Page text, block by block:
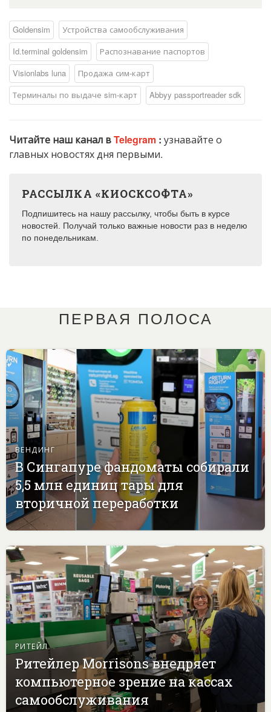
Goldensim
Устройства самообслуживания
Id.terminal goldensim
Распознавание паспортов
Visionlabs luna
Продажа сим-карт
Терминалы по выдаче sim-карт
Abbyy passportreader sdk
Читайте наш канал вTelegram : узнавайте о
главных новостях дня первыми.
РАССЫЛКА «КИОСКСОФТА»
Подпишитесь на нашу рассылку, чтобы быть в курсе
новостей. Получай только важные новости раз в неделю
по понедельникам.
ПЕРВАЯ ПОЛОСА
ВЕНДИНГ
В Сингапуре фандоматы собирали
5,5 млн единиц тары для
вторичной переработки
РИТЕЙЛ
Ритейлер Morrisons внедряет
компьютерное зрение на кассах
самообслуживания